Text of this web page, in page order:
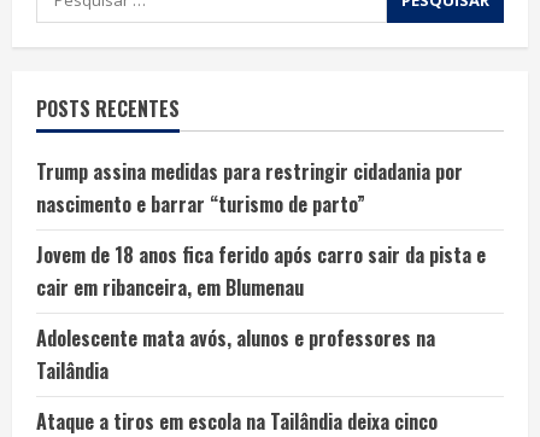
POSTS RECENTES
Trump assina medidas para restringir cidadania por
nascimento e barrar “turismo de parto”
Jovem de 18 anos fica ferido após carro sair da pista e
cair em ribanceira, em Blumenau
Adolescente mata avós, alunos e professores na
Tailândia
Ataque a tiros em escola na Tailândia deixa cinco